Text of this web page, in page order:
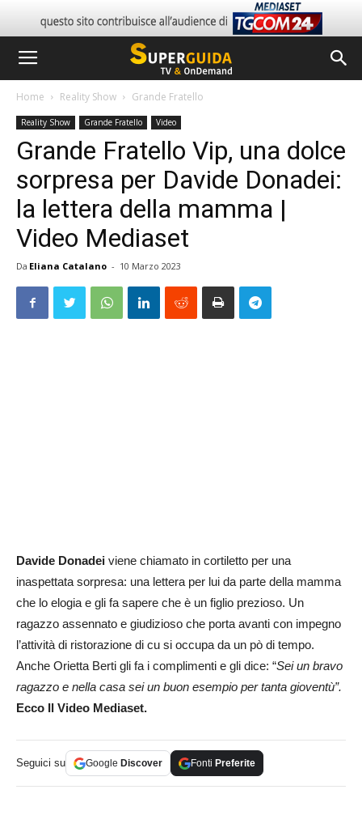
Home Reality Show Grande Fratello
Reality Show Grande Fratello Video
Grande Fratello Vip, una dolce
sorpresa per Davide Donadei:
la lettera della mamma |
Video Mediaset
Da Eliana Catalano - 10 Marzo 2023
Davide Donadei viene chiamato in cortiletto per una
inaspettata sorpresa: una lettera per lui da parte della mamma
che lo elogia e gli fa sapere che è un figlio prezioso. Un
ragazzo assennato e giudizioso che porta avanti con impegno
l’attività di ristorazione di cu si occupa da un pò di tempo.
Anche Orietta Berti gli fa i complimenti e gli dice: “Sei un bravo
ragazzo e nella casa sei un buon esempio per tanta gioventù”.
Ecco Il Video Mediaset.
Seguici su Google Discover Fonti Preferite